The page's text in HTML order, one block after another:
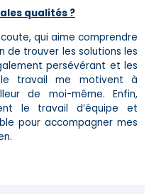
qualités ?
qui aime comprendre
de trouver les solutions les
persévérant et les
travail me motivent à
de moi-même. Enfin,
le travail d’équipe et
pour accompagner mes